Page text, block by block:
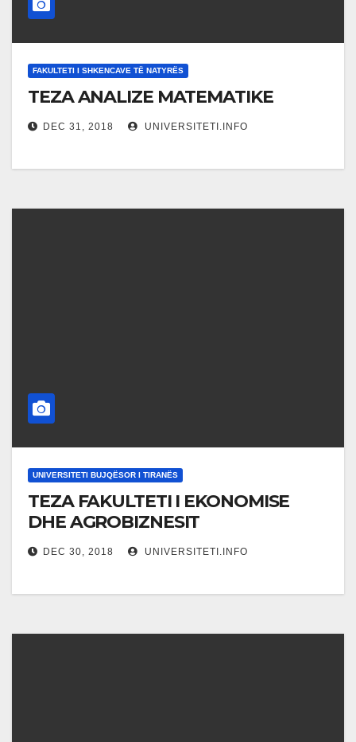
FAKULTETI I SHKENCAVE TË NATYRËS
TEZA ANALIZE MATEMATIKE
DEC 31, 2018 UNIVERSITETI.INFO
UNIVERSITETI BUJQËSOR I TIRANËS
TEZA FAKULTETI I EKONOMISE
DHE AGROBIZNESIT
DEC 30, 2018 UNIVERSITETI.INFO